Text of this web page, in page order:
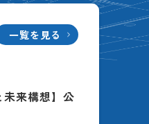
一覧を見る
来構想】公